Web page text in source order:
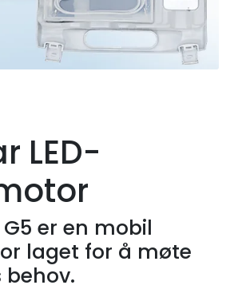
LED-
G5 er en mobil
laget for å møte